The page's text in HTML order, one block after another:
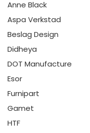
Anne Black
Aspa Verkstad
Beslag Design
Didheya
DOT Manufacture
Esor
Furnipart
Gamet
HTF